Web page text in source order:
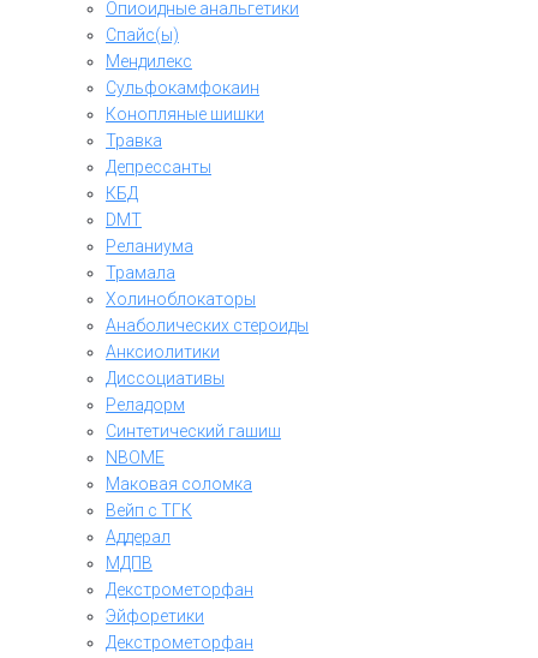
Опиоидные анальгетики
Спайс(ы)
Мендилекс
Сульфокамфокаин
Конопляные шишки
Травка
Депрессанты
КБД
DMT
Реланиума
Трамала
Холиноблокаторы
Анаболических стероиды
Анксиолитики
Диссоциативы
Реладорм
Синтетический гашиш
NBOME
Маковая соломка
Вейп с ТГК
Аддерал
МДПВ
Декстрометорфан
Эйфоретики
Декстрометорфан